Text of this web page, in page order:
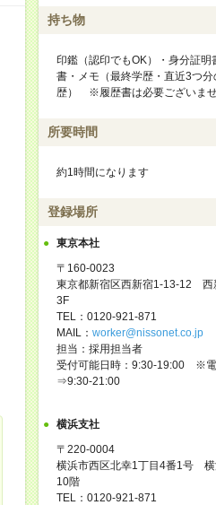
持ち物
印鑑（認印でもOK）・身分証明
書・メモ（最終学歴・直近3つ分
歴） ※履歴書は必要ございま
所要時間
約1時間になります
登録場所
東京本社
〒160-0023
東京都新宿区西新宿1-13-12 西
3F
TEL：0120-921-871
MAIL： worker@nissonet.co.jp
担当：採用担当者
受付可能日時：9:30-19:00 ※電
⇒9:30-21:00
横浜支社
〒220-0004
横浜市西区北幸1丁目4番1号 横
10階
TEL：0120-921-871